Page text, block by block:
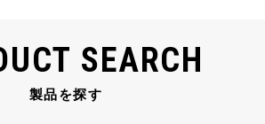
SEARCH
製品を探す